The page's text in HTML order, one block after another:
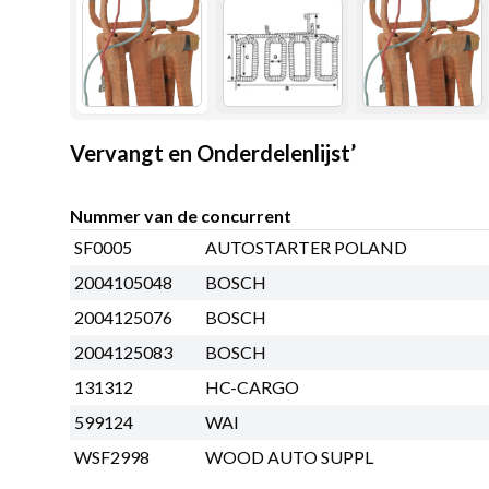
Vervangt en Onderdelenlijst’
Nummer van de concurrent
SF0005
AUTOSTARTER POLAND
2004105048
BOSCH
2004125076
BOSCH
2004125083
BOSCH
131312
HC-CARGO
599124
WAI
WSF2998
WOOD AUTO SUPPL